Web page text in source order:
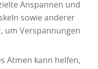
Anspannen und
sowie anderer
um Verspannungen
Atmen kann helfen,